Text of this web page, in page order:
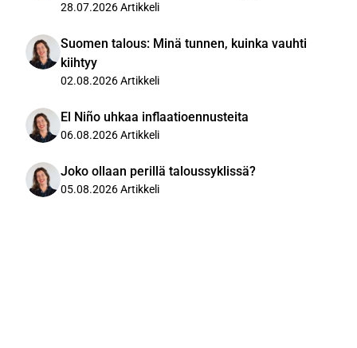
28.07.2026Artikkeli
Suomen talous: Minä tunnen, kuinka vauhti
kiihtyy
02.08.2026Artikkeli
El Niño uhkaa inflaatioennusteita
06.08.2026Artikkeli
Joko ollaan perillä taloussyklissä?
05.08.2026Artikkeli